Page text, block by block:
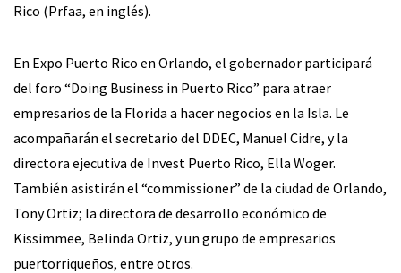
Rico (Prfaa, en inglés).
En Expo Puerto Rico en Orlando, el gobernador participará
del foro “Doing Business in Puerto Rico” para atraer
empresarios de la Florida a hacer negocios en la Isla. Le
acompañarán el secretario del DDEC, Manuel Cidre, y la
directora ejecutiva de Invest Puerto Rico, Ella Woger.
También asistirán el “commissioner” de la ciudad de Orlando,
Tony Ortiz; la directora de desarrollo económico de
Kissimmee, Belinda Ortiz, y un grupo de empresarios
puertorriqueños, entre otros.